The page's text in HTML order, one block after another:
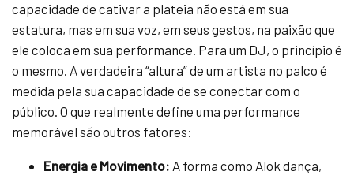
capacidade de cativar a plateia não está em sua
estatura, mas em sua voz, em seus gestos, na paixão que
ele coloca em sua performance. Para um DJ, o princípio é
o mesmo. A verdadeira “altura” de um artista no palco é
medida pela sua capacidade de se conectar com o
público. O que realmente define uma performance
memorável são outros fatores:
Energia e Movimento: A forma como Alok dança,